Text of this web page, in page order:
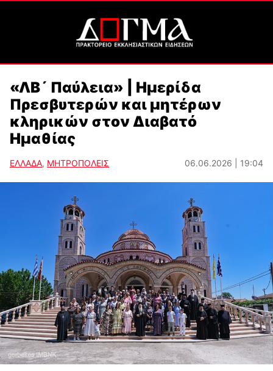
«ΛΒ´ Παύλεια» | Ημερίδα
Πρεσβυτερών και μητέρων
κληρικών στον Διαβατό
Ημαθίας
ΕΛΛΑΔΑ, ΜΗΤΡΟΠΟΛΕΙΣ 06.06.2026 | 19:04